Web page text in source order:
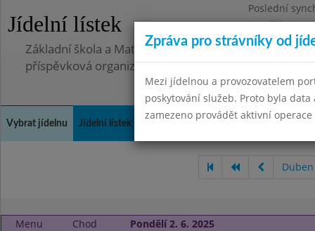
Jídelní lístek
Poslední
Pondělí
Základní škola a Mateřská škola Telnice, okres Brno-
příspěvková organizace
Vybrat jídelnu Jídelní lístek Kontakty a informace
Menu Chod
Pondělí 2. 6. 2025
Zpráva pro strávníky od
Mezi jídelnou a provozovatelem
poskytování služeb. Proto byla
zamezeno provádět aktivní